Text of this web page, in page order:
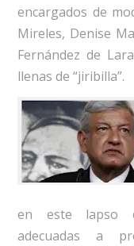
encargados de
Mireles, Denise
Fernández de
llenas de “jiribilla”.
en este lapso
adecuadas a